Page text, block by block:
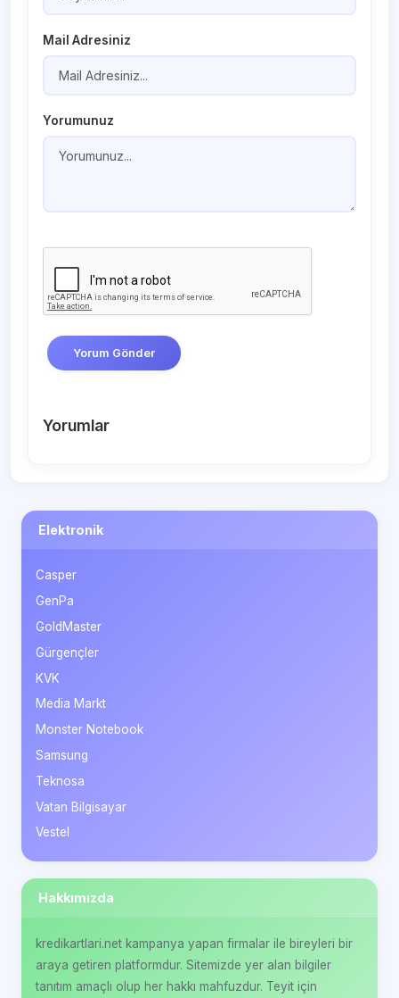
Mail Adresiniz
Yorumunuz
Yorum Gönder
Yorumlar
Elektronik
Casper
GenPa
GoldMaster
Gürgençler
KVK
Media Markt
Monster Notebook
Samsung
Teknosa
Vatan Bilgisayar
Vestel
Hakkımızda
kredikartlari.net kampanya yapan firmalar ile bireyleri bir
araya getiren platformdur. Sitemizde yer alan bilgiler
tanıtım amaçlı olup her hakkı mahfuzdur. Teyit için